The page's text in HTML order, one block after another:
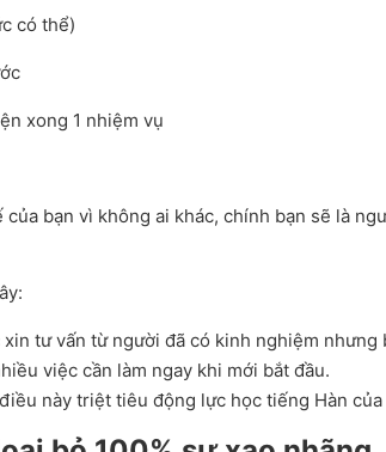
có thể)
xong 1 nhiệm vụ
bạn vì không ai khác, chính bạn sẽ là
tư vấn từ người đã có kinh nghiệm nhưng
việc cần làm ngay khi mới bắt đầu.
này triệt tiêu động lực học tiếng Hàn của